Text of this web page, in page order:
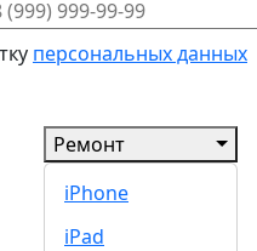
персональных данных
Ремонт
iPhone
iPad